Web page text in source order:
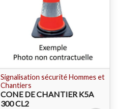
Signalisation sécurité Hommes et
Chantiers
CONE DE CHANTIER K5A
300 CL2